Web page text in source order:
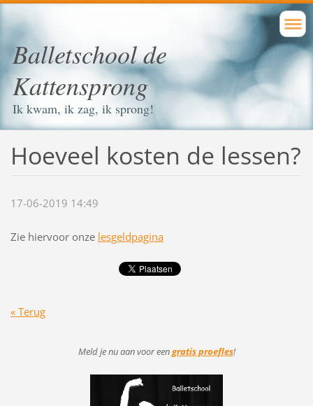
Balletschool de
Kattensprong
Ik kwam, ik zag, ik sprong!
Hoeveel kosten de lessen?
17-06-2019 14:49
Zie hiervoor onze lesgeldpagina
« Terug
Meld je nu aan vooreengratis proefles!